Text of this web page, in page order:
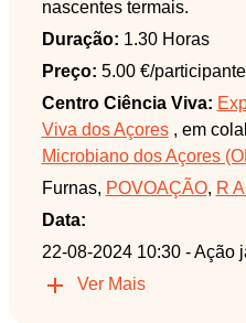
nascentes termais.
Duração: 1.30 Horas
Preço: 5.00 €/participante
Centro Ciência Viva:
Viva dos Açores, em
Microbiano dos Açores
Furnas, POVOAÇÃO, R
Data:
22-08-2024 10:30 - Ação
Ver Mais